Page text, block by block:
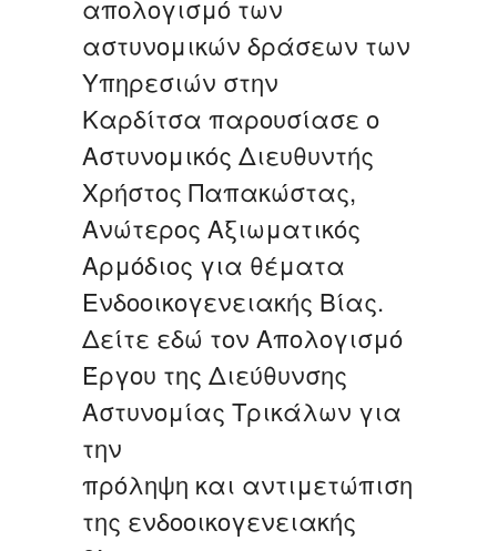
απολογισμό των
αστυνομικών δράσεων των
Υπηρεσιών στην
Καρδίτσα παρουσίασε ο
Αστυνομικός Διευθυντής
Χρήστος Παπακώστας,
Ανώτερος Αξιωματικός
Αρμόδιος για θέματα
Ενδοοικογενειακής Βίας.
Δείτε εδώ τον Απολογισμό
Έργου της Διεύθυνσης
Αστυνομίας Τρικάλων για
την
πρόληψη και αντιμετώπιση
της ενδοοικογενειακής